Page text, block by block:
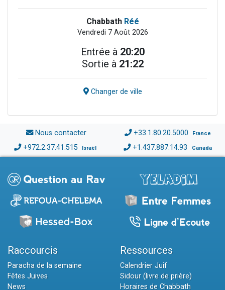
Chabbath Réé
Vendredi 7 Août 2026
Entrée à 20:20
Sortie à 21:22
Changer de ville
Nous contacter +33.1.80.20.5000 France
+972.2.37.41.515 Israël +1.437.887.14.93 Canada
Raccourcis
Paracha de la semaine
Fêtes Juives
News
Ressources
Calendrier Juif
Sidour (livre de prière)
Horaires de Chabbath